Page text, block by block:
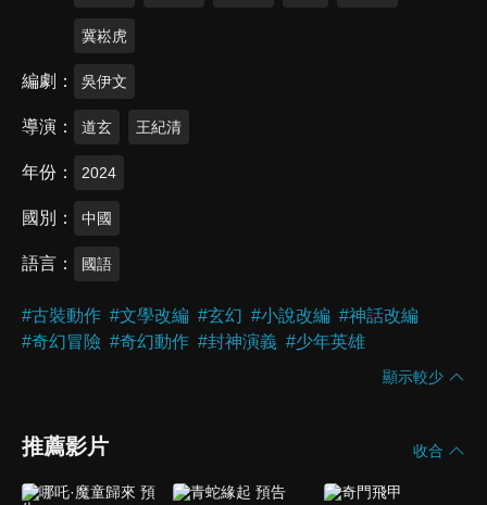
冀崧虎
編劇 吳伊文
導演 道玄 王紀清
年份 2024
國別 中國
語言 國語
#古裝動作 #文學改編 #玄幻 #小說改編 #神話改編
#奇幻冒險 #奇幻動作 #封神演義 #少年英雄
顯示較少
推薦影片 收合